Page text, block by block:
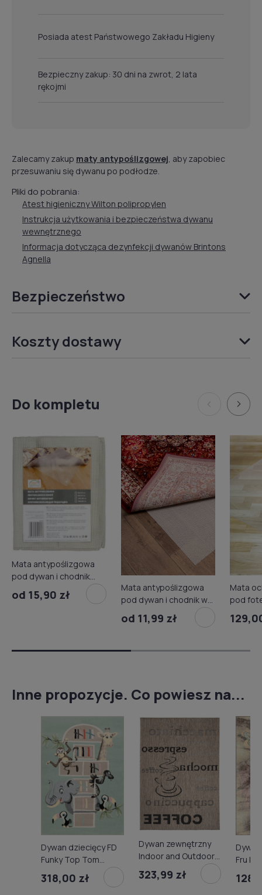
Posiada atest Państwowego Zakładu Higieny
Bezpieczny zakup: 30 dni na zwrot, 2 lata
rękojmi
Zalecamy zakup maty antypoślizgowej, aby zapobiec
przesuwaniu się dywanu po podłodze.
Pliki do pobrania:
Atest higieniczny Wilton polipropylen
Instrukcja użytkowania i bezpieczeństwa dywanu
wewnętrznego
Informacja dotycząca dezynfekcji dywanów Brintons
Agnella
Bezpieczeństwo
Koszty dostawy
Do kompletu
Mata antypoślizgowa
pod dywan i chodnik
szt.
od 15,90 zł
Mata antypoślizgowa
pod dywan i chodnik w
rolce
od 11,99 zł
Mata
pod
cm
Inne propozycje. Co powiesz na...
Dywan dziecięcy FD
Funky Top Tom
miętowy
318,00 zł
Dywan zewnętrzny
Indoor and Outdoor
KF88A brown Melissa
MAA
323,99 zł
Fru